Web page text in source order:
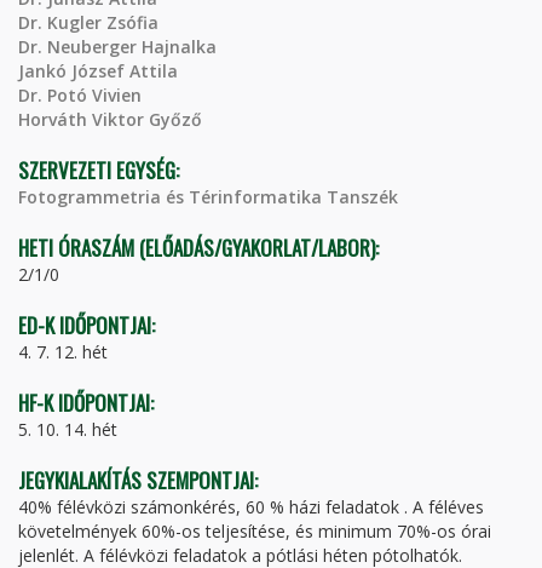
Dr. Kugler Zsófia
Dr. Neuberger Hajnalka
Jankó József Attila
Dr. Potó Vivien
Horváth Viktor Győző
SZERVEZETI EGYSÉG:
Fotogrammetria és Térinformatika Tanszék
HETI ÓRASZÁM (ELŐADÁS/GYAKORLAT/LABOR):
2/1/0
ED-K IDŐPONTJAI:
4. 7. 12. hét
HF-K IDŐPONTJAI:
5. 10. 14. hét
JEGYKIALAKÍTÁS SZEMPONTJAI:
40% félévközi számonkérés, 60 % házi feladatok . A féléves
követelmények 60%-os teljesítése, és minimum 70%-os órai
jelenlét. A félévközi feladatok a pótlási héten pótolhatók.